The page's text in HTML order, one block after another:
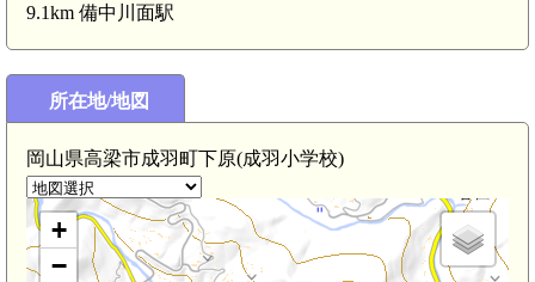
9.1km 備中川面駅
所在地/地図
岡山県高梁市成羽町下原(成羽小学校)
+
−